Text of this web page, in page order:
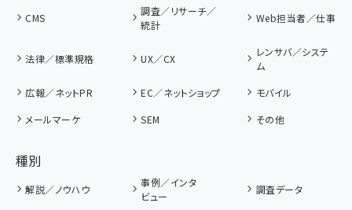
CMS
調査／リサーチ／
統計
Web担当者／仕事
法律／標準規格 UX／CX
レンサバ／システ
ム
広報／ネットPR
EC／ネットショップ
モバイル
メールマーケ
SEM その他
種別
解説／ノウハウ
事例／インタ
ビュー
調査データ